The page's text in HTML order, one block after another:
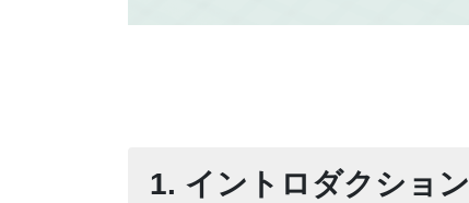
1. イントロダクション